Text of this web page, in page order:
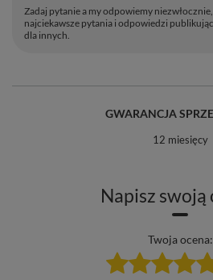
Zadaj pytanie a my odpowiemy niezwłocznie,
najciekawsze pytania i odpowiedzi publikując
dla innych.
GWARANCJA
12 miesięcy
Napisz swoją
Twoja ocena: